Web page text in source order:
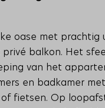
oase met prachtig
balkon. Het
van het
en badkamer
fietsen. Op